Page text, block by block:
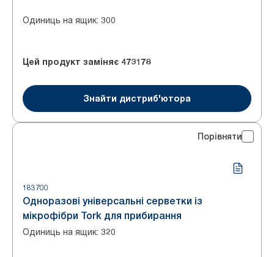
Одиниць на ящик: 300
Цей продукт заміняє 473178
Знайти дистриб'ютора
Порівняти
183700
Одноразові універсальні серветки із
мікрофібри Tork для прибирання
Одиниць на ящик: 320